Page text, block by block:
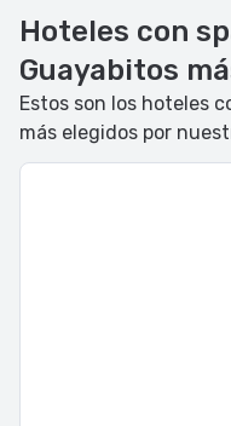
Hoteles con
Guayabitos
Estos son los hoteles
más elegidos por